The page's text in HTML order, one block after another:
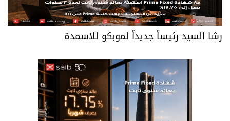
رشا السيد رئيساً جديداً لموبكو للاسمدة